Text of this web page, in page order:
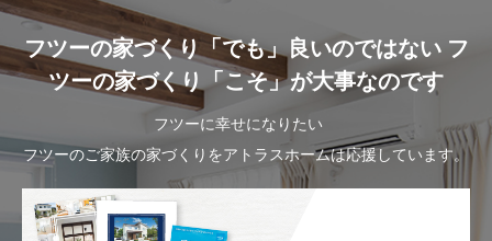
フツーの家づくり「でも」良いのではない フ
ツーの家づくり「こそ」が大事なのです
フツーに幸せになりたい
フツーのご家族の家づくりをアトラスホームは応援しています。